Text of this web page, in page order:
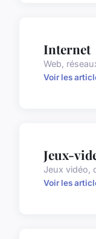
Internet
Web,
Voir les
Jeux-
Jeux vidéo,
Voir les